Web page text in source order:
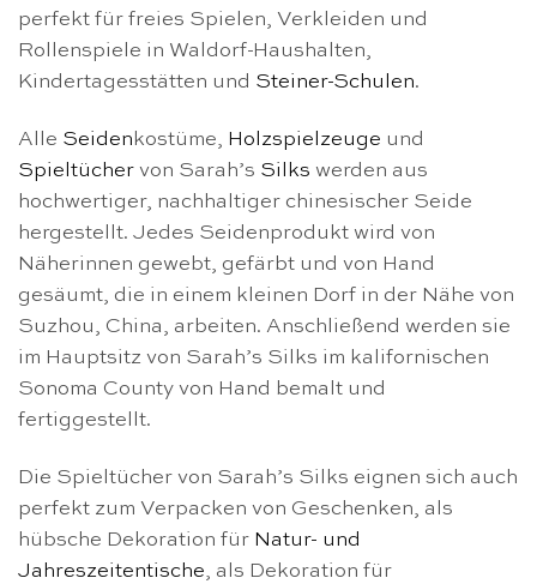
perfekt für freies Spielen, Verkleiden und
Rollenspiele in Waldorf-Haushalten,
Kindertagesstätten und Steiner-Schulen.
Alle Seiden kostüme, Holzspielzeuge und
Spieltücher von Sarah’s Silks werden aus
hochwertiger, nachhaltiger chinesischer Seide
hergestellt. Jedes Seidenprodukt wird von
Näherinnen gewebt, gefärbt und von Hand
gesäumt, die in einem kleinen Dorf in der Nähe von
Suzhou, China, arbeiten. Anschließend werden sie
im Hauptsitz von Sarah’s Silks im kalifornischen
Sonoma County von Hand bemalt und
fertiggestellt.
Die Spieltücher von Sarah’s Silks eignen sich auch
perfekt zum Verpacken von Geschenken, als
hübsche Dekoration für Natur- und
Jahreszeitentische, als Dekoration für